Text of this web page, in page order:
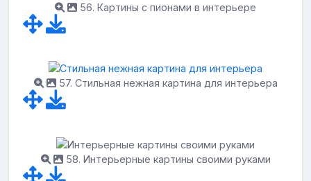
56. Картины с пионами в интерьере
57. Стильная нежная картина для интерьера
58. Интерьерные картины своими руками